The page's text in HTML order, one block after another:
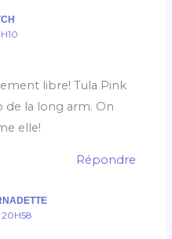
libre! Tula Pink
de la long arm. On
elle!
Répondre
20H58